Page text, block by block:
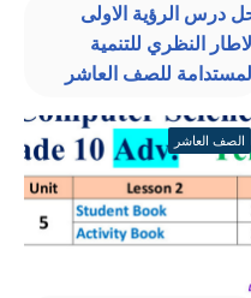
درس الرؤية الاولى
الاطار النظري للتنمية
المستدامة للصف العاشر
الصف العاشر